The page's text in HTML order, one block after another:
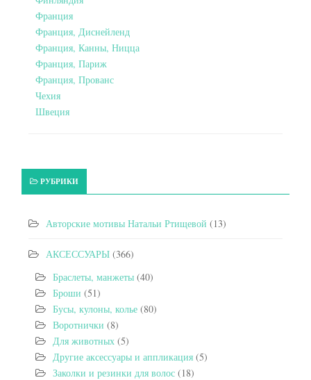
Франция
Франция, Диснейленд
Франция, Канны, Ницца
Франция, Париж
Франция, Прованс
Чехия
Швеция
РУБРИКИ
Авторские мотивы Натальи Ртищевой (13)
АКСЕССУАРЫ (366)
Браслеты, манжеты (40)
Броши (51)
Бусы, кулоны, колье (80)
Воротнички (8)
Для животных (5)
Другие аксессуары и аппликация (5)
Заколки и резинки для волос (18)